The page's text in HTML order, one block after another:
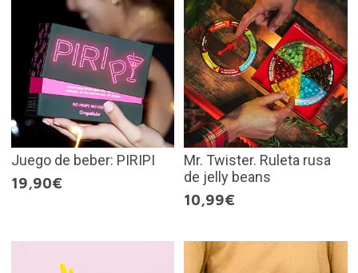
Juego de beber: PIRIPI
19,90€
Mr. Twister. Ruleta rusa
de jelly beans
10,99€